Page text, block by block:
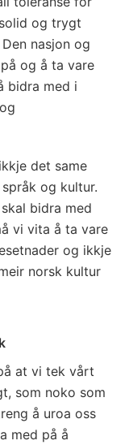
og trygt
nasjon og
og å ta vare
bidra med i
det same
og kultur.
bidra med
vi vita å ta vare
og ikkje
norsk kultur
at vi tek vårt
som noko som
å uroa oss
med på å